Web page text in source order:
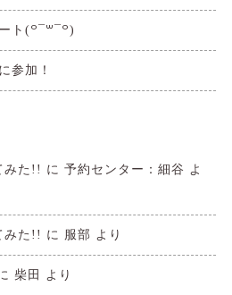
(꒪¯꒳​¯꒪)
参加！
みた!! に 予約センター：細谷 よ
みた!! に 服部 より
柴田 より